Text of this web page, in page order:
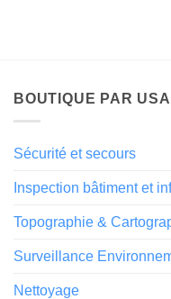
BOUTIQUE PAR
Sécurité et secours
Inspection bâtiment et
Topographie &
Surveillance
Nettoyage